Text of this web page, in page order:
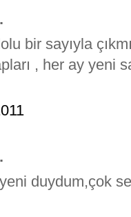
bir sayıyla
, her ay yeni
duydum,çok